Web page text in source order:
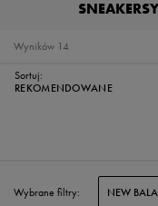
14
Wyników
Sortuj:
REKOMENDOWANE
Wybrane filtry: NEW